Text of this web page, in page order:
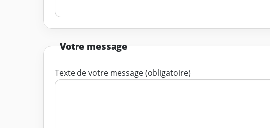
Votre message
Texte de votre message (obligatoire)